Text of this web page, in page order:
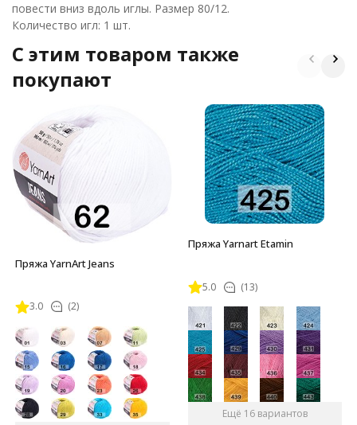
повести вниз вдоль иглы. Размер 80/12.
Количество игл: 1 шт.
C этим товаром также
покупают
Пряжа YarnArt Jeans
3.0 (2)
Пряжа Yarnart Etamin
5.0 (13)
Ещё 16 вариантов